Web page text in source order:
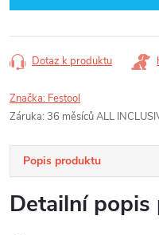
Dotaz k produktu
Značka: Festool
Záruka: 36 měsíců ALL
Popis produktu
Detailní